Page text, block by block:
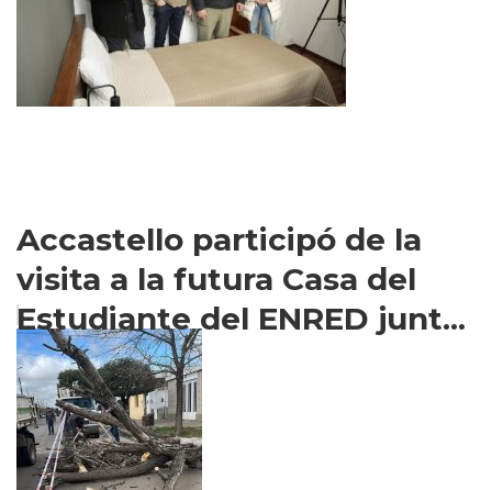
Accastello participó de la
visita a la futura Casa del
Estudiante del ENRED junt...